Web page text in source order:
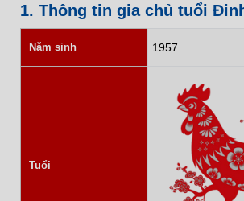
1. Thông tin gia chủ tuổi
Năm sinh 1957
Tuổi